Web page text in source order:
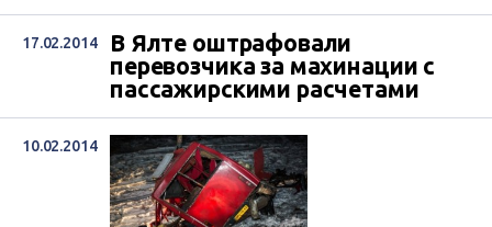
17.02.2014
В Ялте оштрафовали
перевозчика за махинации с
пассажирскими расчетами
10.02.2014